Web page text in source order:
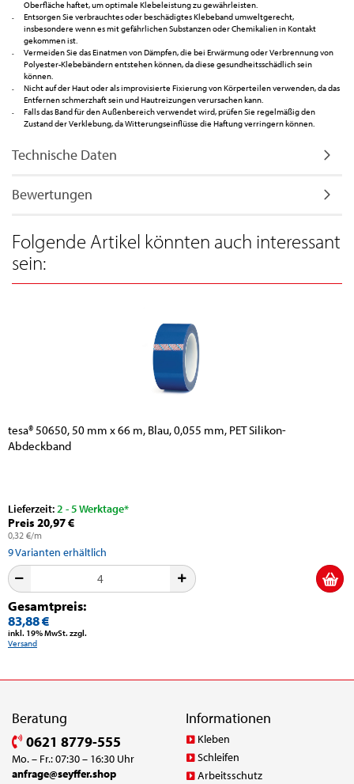
Oberfläche haftet, um optimale Klebeleistung zu gewährleisten.
Entsorgen Sie verbrauchtes oder beschädigtes Klebeband umweltgerecht,
insbesondere wenn es mit gefährlichen Substanzen oder Chemikalien in Kontakt
gekommen ist.
Vermeiden Sie das Einatmen von Dämpfen, die bei Erwärmung oder Verbrennung von
Polyester-Klebebändern entstehen können, da diese gesundheitsschädlich sein
können.
Nicht auf der Haut oder als improvisierte Fixierung von Körperteilen verwenden, da das
Entfernen schmerzhaft sein und Hautreizungen verursachen kann.
Falls das Band für den Außenbereich verwendet wird, prüfen Sie regelmäßig den
Zustand der Verklebung, da Witterungseinflüsse die Haftung verringern können.
Technische Daten
Bewertungen
Folgende Artikel könnten auch interessant
sein:
tesa® 50650, 50 mm x 66 m, Blau, 0,055 mm, PET Silikon-
Abdeckband
Lieferzeit:2 - 5 Werktage*
Preis 20,97 €
0,32 €/m
9Varianten erhältlich
Gesamtpreis:
83,88 €
inkl. 19% MwSt. zzgl.
Versand
Beratung
0621 8779-555
Mo. – Fr.: 07:30 – 16:30 Uhr
anfrage@seyffer.shop
Informationen
Kleben
Schleifen
Arbeitsschutz